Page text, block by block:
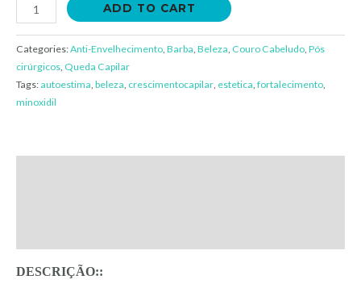
ADD TO CART
Categories:Anti-Envelhecimento, Barba, Beleza, Couro Cabeludo, Pós
cirúrgicos, Queda Capilar
Tags: autoestima, beleza, crescimentocapilar, estetica, fortalecimento,
minoxidil
DESCRIÇÃO::